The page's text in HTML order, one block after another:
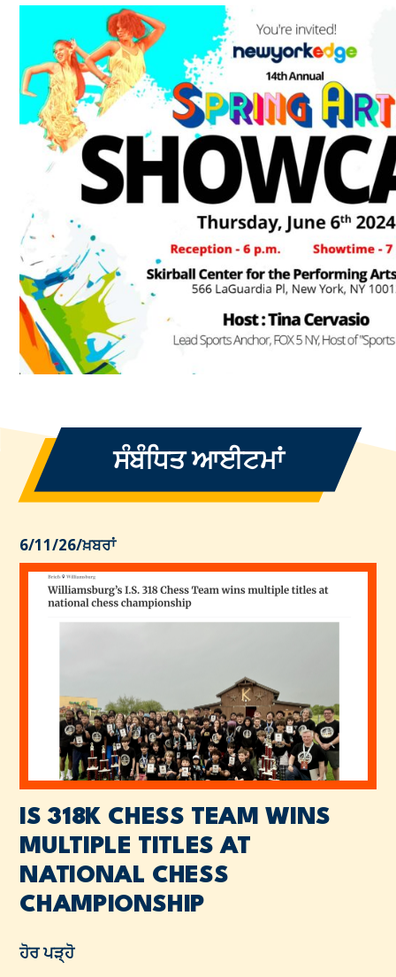
ਸੰਬੰਧਿਤ ਆਈਟਮਾਂ
6/11/26/ਖ਼ਬਰਾਂ
IS 318K CHESS TEAM WINS
MULTIPLE TITLES AT
NATIONAL CHESS
CHAMPIONSHIP
ਹੋਰ ਪੜ੍ਹੋ